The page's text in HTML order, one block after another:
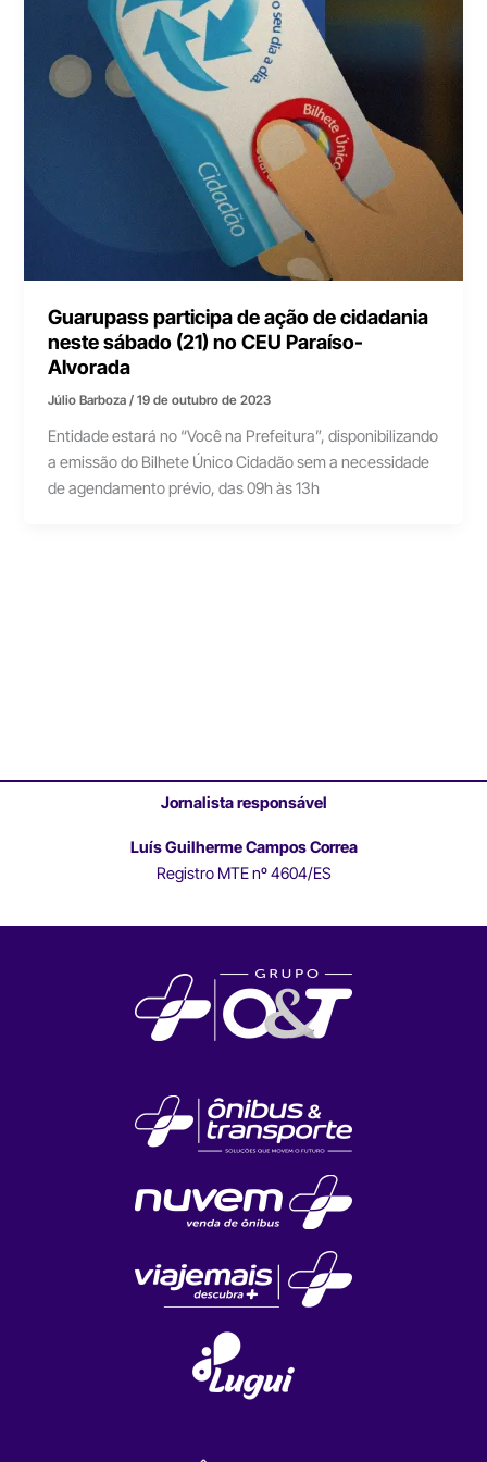
Guarupass participa de ação de cidadania
neste sábado (21) no CEU Paraíso-
Alvorada
Júlio Barboza/19 de outubro de 2023
Entidade estará no “Você na Prefeitura”, disponibilizando
a emissão do Bilhete Único Cidadão sem a necessidade
de agendamento prévio, das 09h às 13h
Jornalista responsável
Luís Guilherme Campos Correa
Registro MTE nº 4604/ES